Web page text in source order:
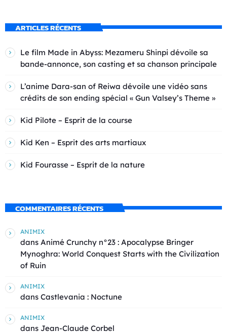
ARTICLES RÉCENTS
Le film Made in Abyss: Mezameru Shinpi dévoile sa
bande-annonce, son casting et sa chanson principale
L’anime Dara-san of Reiwa dévoile une vidéo sans
crédits de son ending spécial « Gun Valsey’s Theme »
Kid Pilote – Esprit de la course
Kid Ken – Esprit des arts martiaux
Kid Fourasse – Esprit de la nature
COMMENTAIRES RÉCENTS
ANIMIX
dans Animé Crunchy n°23 : Apocalypse Bringer
Mynoghra: World Conquest Starts with the Civilization
of Ruin
ANIMIX
dans Castlevania : Noctune
ANIMIX
dans Jean-Claude Corbel